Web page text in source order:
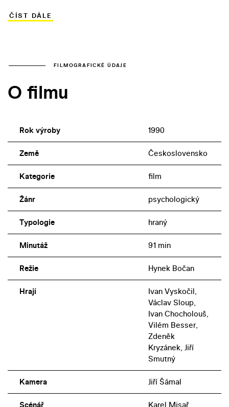
uveden do kin byl o rok později. Protagonistou
normální komunikaci. Napjaté vztahy vyvrcholí o
Ponuré drama s Ivanem Vyskočilem v hlavní roli zůstává
ČÍST DÁLE
FILMOGRAFICKÉ ÚDAJE
O filmu
Rok výroby 1990
Země Československo
Kategorie film
Žánr psychologický
Typologie hraný
Minutáž 91 min
Režie Hynek Bočan
Hrají
Ivan Vyskočil,
Václav Sloup,
Ivan Chocholouš,
Vilém Besser,
Zdeněk
Kryzánek, Jiří
Smutný
Kamera Jiří Šámal